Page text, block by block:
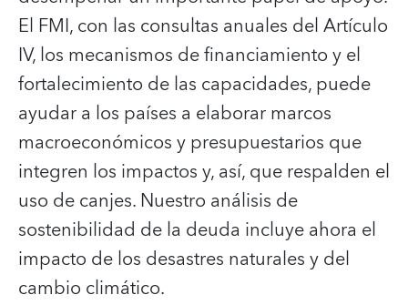
El FMI, con las consultas anuales del Artículo
IV, los mecanismos de financiamiento y el
fortalecimiento de las capacidades, puede
ayudar a los países a elaborar marcos
macroeconómicos y presupuestarios que
integren los impactos y, así, que respalden el
uso de canjes. Nuestro análisis de
sostenibilidad de la deuda incluye ahora el
impacto de los desastres naturales y del
cambio climático.